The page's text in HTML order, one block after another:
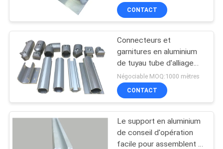
CONTACT
Connecteurs et
garnitures en aluminium
de tuyau tube d'alliage
d'aluminium de 1,7
millimètres
Négociable MOQ:1000 mètres
CONTACT
Le support en aluminium
de conseil d'opération
facile pour assemblent le